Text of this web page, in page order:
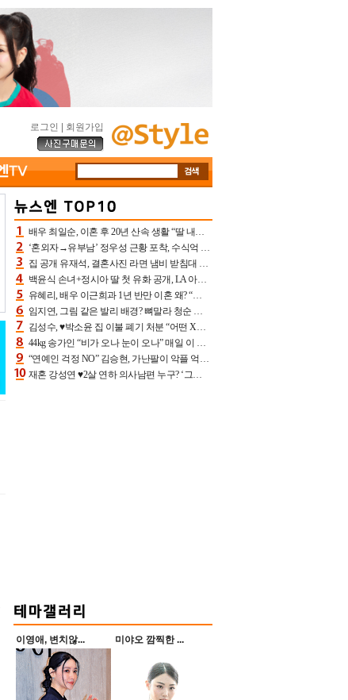
로그인 회원가입
배우 최일순, 이혼 후 20년 산속 생활 “딸 내가 버렸다고 원망‥맘 아파”(특종)[어제TV]
‘혼외자→유부남’ 정우성 근황 포착, 수식억 해킹 피해 후배 만났다 “존경하는”
집 공개 유재석, 결혼사진 라면 냄비 받침대 되고 분노‥가족사진도 피해(놀뭐)[어제TV]
백윤식 손녀+정시아 딸 첫 유화 공개, LA 아트쇼→서울국제조각페스타 작가다운 수준급 실력
유혜리, 배우 이근희과 1년 반만 이혼 왜? “식칼 꽂고 의자 던져” 충격 폭로(특종)[어제TV]
임지연, 그림 같은 발리 배경? 뼈말라 청순 비키니 핏에 상대 안 되네
김성수, ♥박소윤 집 이불 폐기 처분 “어떤 X이랑 썼을지 몰라” 질투(신랑수업2)[어제TV]
44kg 송가인 “비가 오나 눈이 오나” 매일 이 운동, 허벅지 근육량 상승+체지방 감소
“연예인 걱정 NO” 김승현, 가난팔이 악플 억울할만‥아내+딸과 日 여행
재혼 강성연 ♥2살 연하 의사남편 누구? ‘그알’ 자문의에 훈남 비주얼 초엘리트 스펙 [종합]
이영애, 변치않... 미야오 깜찍한 ...